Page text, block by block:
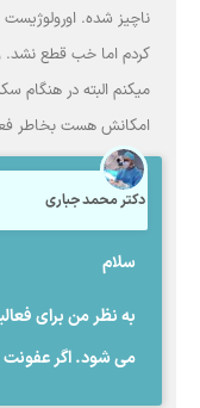
ناچیز شده.
کردم اما خب قطع
میکنم البته در هنگام
امکانش هست بخاطر
دکتر محمد جباری
سلام
به نظر من برای
می شود. اگر عفونت